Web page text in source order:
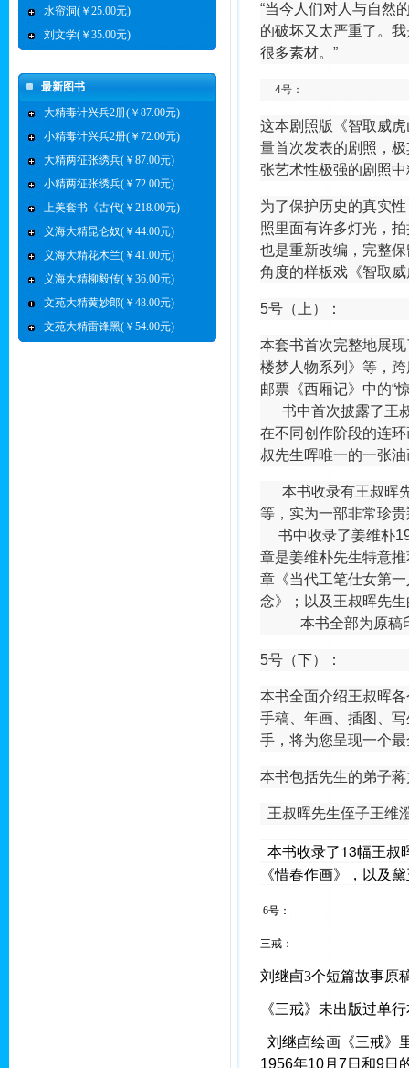
水帘洞(￥25.00元)
刘文学(￥35.00元)
最新图书
大精毒计兴兵2册(￥87.00元)
小精毒计兴兵2册(￥72.00元)
大精两征张绣兵(￥87.00元)
小精两征张绣兵(￥72.00元)
上美套书《古代(￥218.00元)
义海大精昆仑奴(￥44.00元)
义海大精花木兰(￥41.00元)
义海大精柳毅传(￥36.00元)
文苑大精黄妙郎(￥48.00元)
文苑大精雷锋黑(￥54.00元)
“当今人们对人与自然
的破坏又太严重了。
很多素材。”
4号：
这本剧照版《智取威
量首次发表的剧照，
张艺术性极强的剧照
为了保护历史的真实
照里面有许多灯光，
也是重新改编，完整
角度的样板戏《智取
5号（上）：
本套书首次完整地展
楼梦人物系列》等，
邮票《西厢记》中的“
书中首次披露了王叔
在不同创作阶段的连
叔先生晖唯一的一张
本书收录有王叔晖先
等，实为一部非常珍
书中收录了姜维朴
章是姜维朴先生特意
章《当代工笔仕女第
念》；以及王叔晖先
本书全部为原稿印
5号（下）：
本书全面介绍王叔晖
手稿、年画、插图、
手，将为您呈现一个
本书包括先生的弟子
王叔晖先生侄子王维
本书收录了13幅王叔
《惜春作画》，以及
6号：
三戒：
刘继卣3个短篇故事原
《三戒》未出版过单
刘继卣绘画《三戒》
1956年10月7日和9日